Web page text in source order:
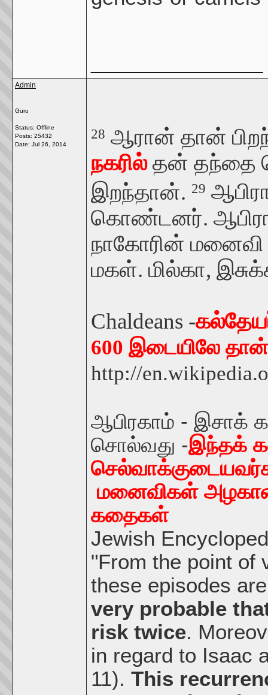
Admin
Guru
Status: Offline
Posts: 25432
Date: Jul 26, 2014
28 ஆரான் தான்
நகரில்தன் தந்தை
இறந்தான். 29
கொண்டனர்.
நாகோரின் மனைவி
மகள். மில்கா,
Chaldeans -
600 இடையிலே
http://
ஆபிரகாம் - இசாக்
சொல்வது -இந்தக்
மனைவிகள்
கதைகள்
Jewish
"From the point of
these episodes
very probable
risk twice.
in regard to Isaac
11). This